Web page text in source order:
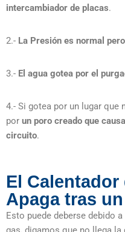
intercambiador de placas.
2.- La Presión es normal
3.- El agua gotea por el
4.- Si gotea por un lugar que
por un poro creado que
circuito.
El Calentador
Apaga tras
Esto puede deberse debido